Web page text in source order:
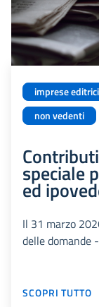
imprese editrici
non vedenti
speciale
ed
Il 31 marzo
delle domande
SCOPRI TUTTO